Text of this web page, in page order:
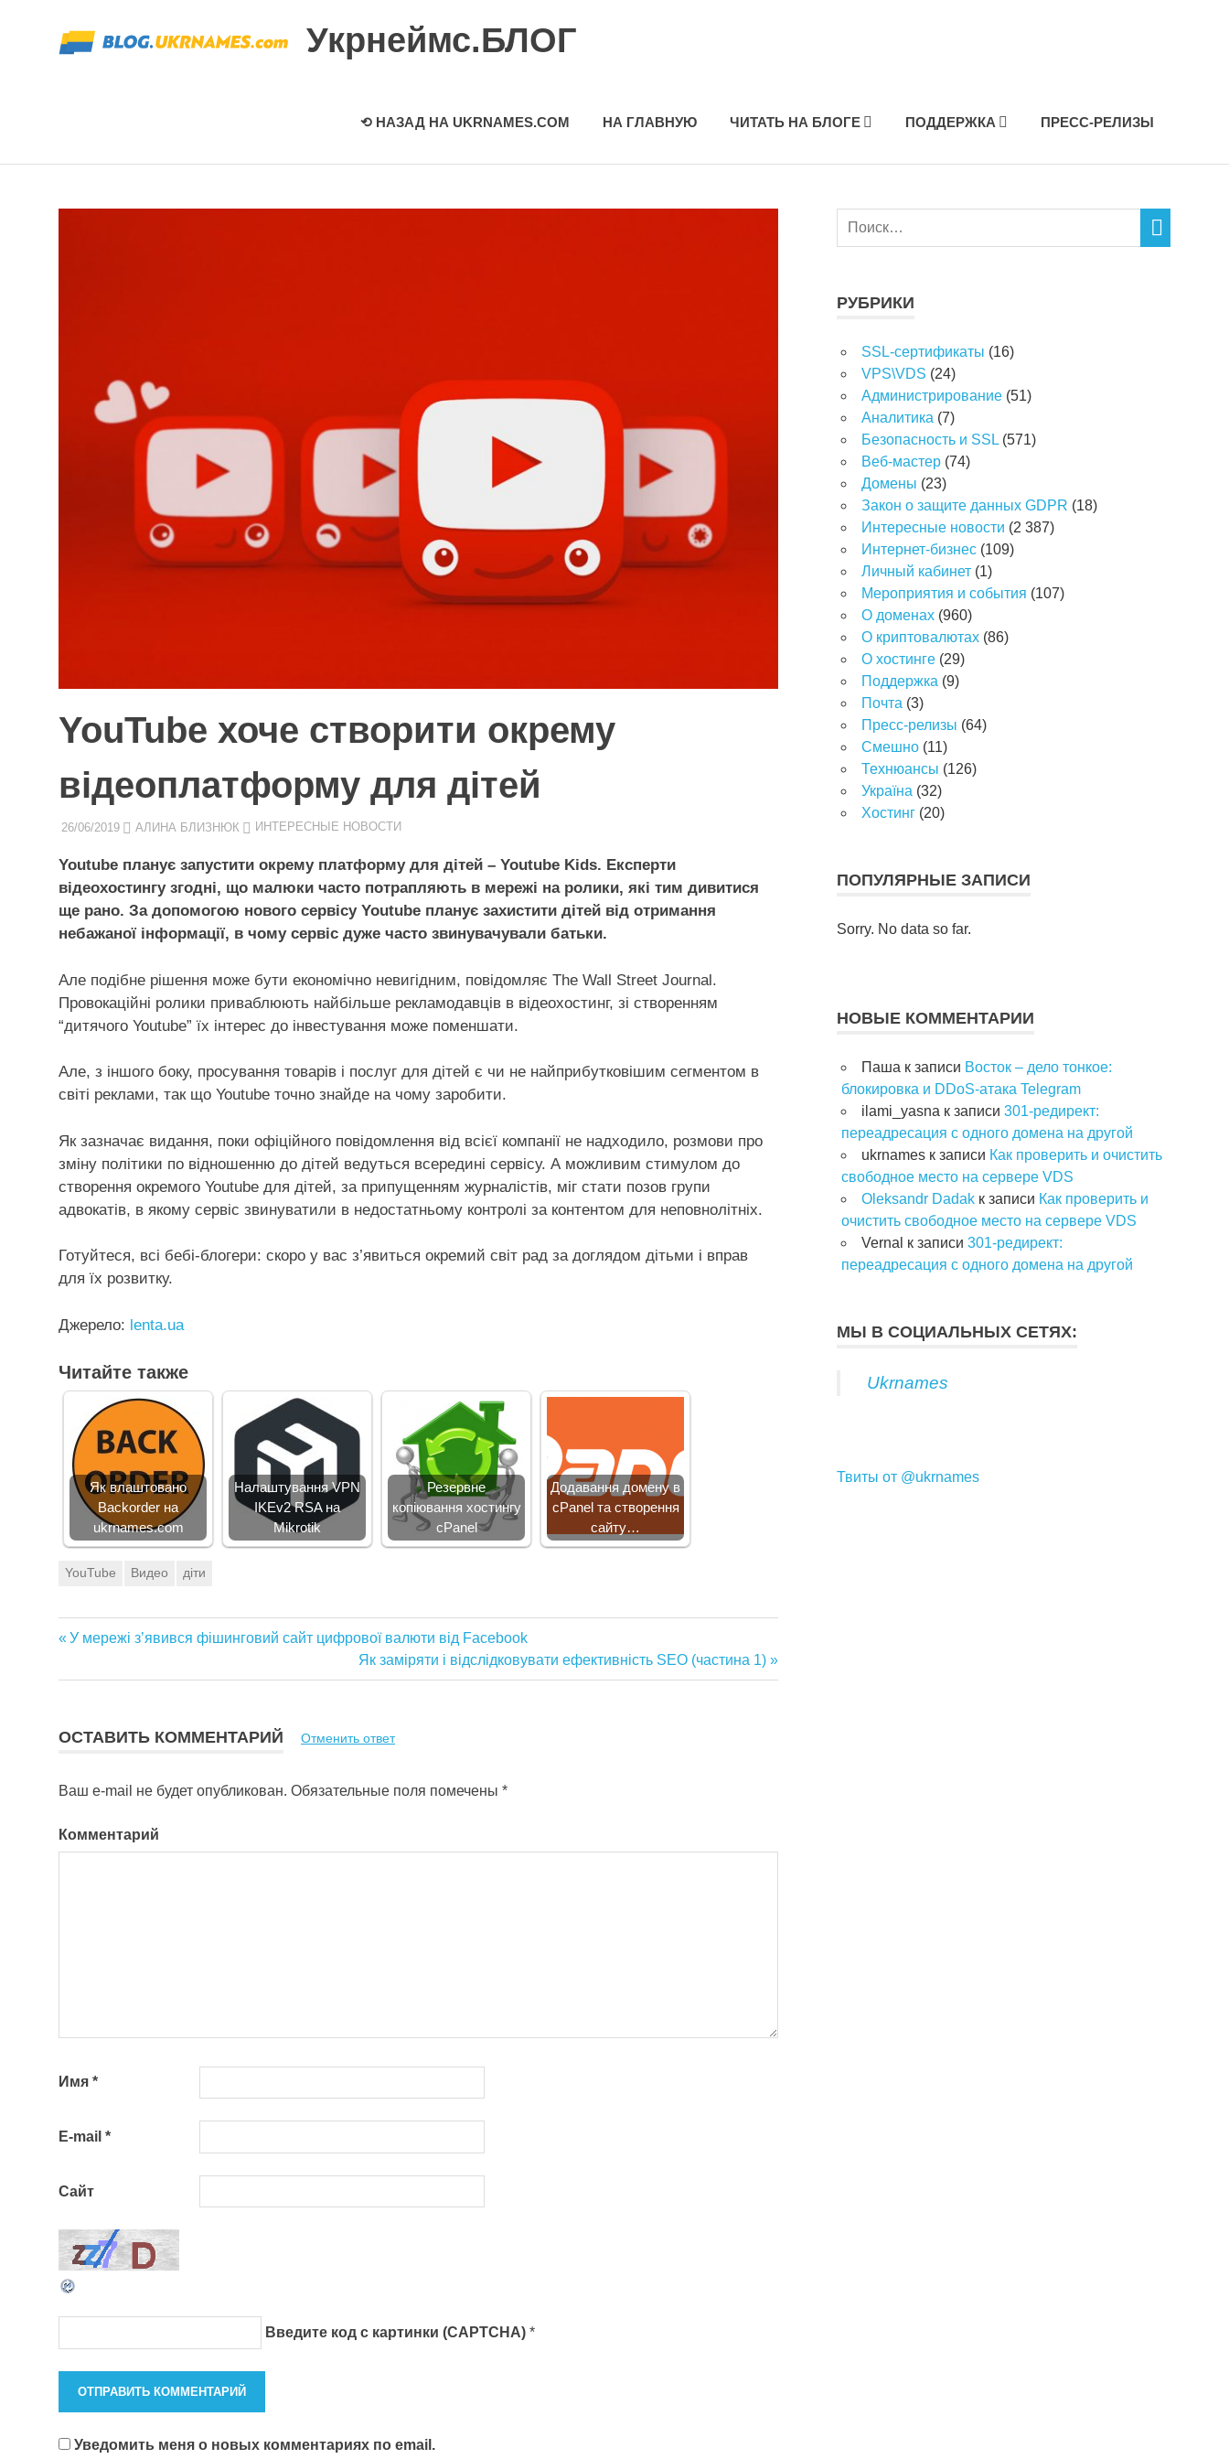
содержимому
Укрнеймс.БЛОГ
⟲ НАЗАД НА UKRNAMES.COM НА ГЛАВНУЮ ЧИТАТЬ НА БЛОГЕ ПОДДЕРЖКА ПРЕСС-РЕЛИЗЫ
YouTube хоче створити окрему
відеоплатформу для дітей
26/06/2019 АЛИНА БЛИЗНЮК ИНТЕРЕСНЫЕ НОВОСТИ
Youtube планує запустити окрему платформу для дітей – Youtube Kids. Експерти
відеохостингу згодні, що малюки часто потрапляють в мережі на ролики, які тим дивитися
ще рано. За допомогою нового сервісу Youtube планує захистити дітей від отримання
небажаної інформації, в чому сервіс дуже часто звинувачували батьки.
Але подібне рішення може бути економічно невигідним, повідомляє The Wall Street Journal.
Провокаційні ролики приваблюють найбільше рекламодавців в відеохостинг, зі створенням
“дитячого Youtube” їх інтерес до інвестування може поменшати.
Але, з іншого боку, просування товарів і послуг для дітей є чи не найприбутковішим сегментом в
світі реклами, так що Youtube точно знайде на чому заробити.
Як зазначає видання, поки офіційного повідомлення від всієї компанії не надходило, розмови про
зміну політики по відношенню до дітей ведуться всередині сервісу. А можливим стимулом до
створення окремого Youtube для дітей, за припущенням журналістів, міг стати позов групи
адвокатів, в якому сервіс звинуватили в недостатньому контролі за контентом для неповнолітніх.
Готуйтеся, всі бебі-блогери: скоро у вас з’явиться окремий світ рад за доглядом дітьми і вправ
для їх розвитку.
Джерело: lenta.ua
Читайте также
Як влаштовано
Backorder на
ukrnames.com
Налаштування VPN
IKEv2 RSA на
Mikrotik
Резервне
копіювання хостингу
cPanel
Додавання домену в
cPanel та створення
сайту…
YouTube Видео діти
записям
Предыдущая
У мережі з’явився фішинговий сайт цифрової валюти від Facebook
Следующая
запись:
Як заміряти і відслідковувати ефективність SEO (частина 1)
ОСТАВИТЬ КОММЕНТАРИЙ Отменить ответ
Ваш e-mail не будет опубликован. Обязательные поля помечены *
Комментарий
Имя *
E-mail *
Сайт
Введите код с картинки (CAPTCHA) *
Уведомить меня о новых комментариях по email.
РУБРИКИ
SSL-сертификаты (16)
VPS\VDS (24)
Администрирование (51)
Аналитика (7)
Безопасность и SSL (571)
Веб-мастер (74)
Домены (23)
Закон о защите данных GDPR (18)
Интересные новости (2 387)
Интернет-бизнес (109)
Личный кабинет (1)
Мероприятия и события (107)
О доменах (960)
О криптовалютах (86)
О хостинге (29)
Поддержка (9)
Почта (3)
Пресс-релизы (64)
Смешно (11)
Технюансы (126)
Україна (32)
Хостинг (20)
ПОПУЛЯРНЫЕ ЗАПИСИ
Sorry. No data so far.
НОВЫЕ КОММЕНТАРИИ
Паша к записи Восток – дело тонкое:
блокировка и DDoS-атака Telegram
ilami_yasna к записи 301-редирект:
переадресация с одного домена на другой
ukrnames к записи Как проверить и очистить
свободное место на сервере VDS
Oleksandr Dadak к записи Как проверить и
очистить свободное место на сервере VDS
Vernal к записи 301-редирект:
переадресация с одного домена на другой
МЫ В СОЦИАЛЬНЫХ СЕТЯХ:
Ukrnames
Твиты от @ukrnames